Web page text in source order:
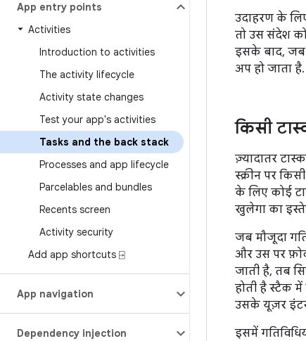
App entry points
Activities
Introduction to activities
The activity lifecycle
Activity state changes
Test your app's activities
Tasks and the back stack
Processes and app lifecycle
Parcelables and bundles
Recents screen
Activity security
Add app shortcuts ⍈
App navigation
Dependency injection
उदाहरण के
तो उस संदेश
इसके बाद, जब
अप हो जाता है.
किसी
ज़्यादातर
स्क्रीन पर
के लिए कोई
खुलेगा का
जब मौजूदा
और उस पर
जाती है, तब
होती है स्टैक
उसके यूज़र
इसमें